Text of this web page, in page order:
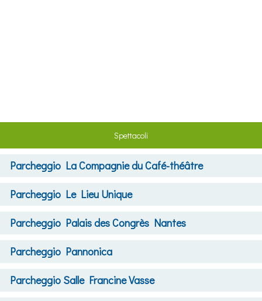
Spettacoli
Parcheggio La Compagnie du Café-théâtre
Parcheggio Le Lieu Unique
Parcheggio Palais des Congrès Nantes
Parcheggio Pannonica
Parcheggio Salle Francine Vasse